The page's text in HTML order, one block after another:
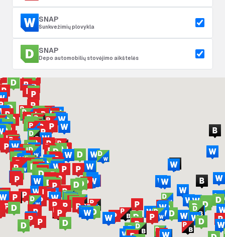
SNAP
Sunkvežimių plovykla
SNAP
Depo automobilių stovėjimo aikštelės